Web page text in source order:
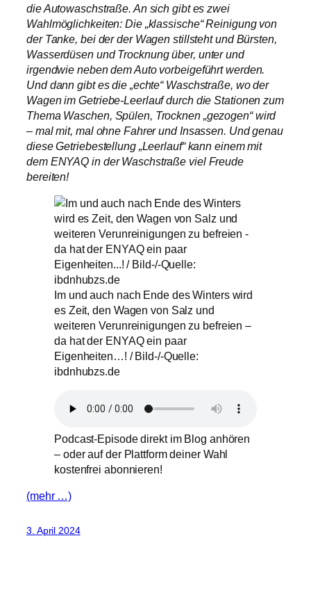
die Autowaschstraße. An sich gibt es zwei
Wahlmöglichkeiten: Die „klassische“ Reinigung von
der Tanke, bei der der Wagen stillsteht und Bürsten,
Wasserdüsen und Trocknung über, unter und
irgendwie neben dem Auto vorbeigeführt werden.
Und dann gibt es die „echte“ Waschstraße, wo der
Wagen im Getriebe-Leerlauf durch die Stationen zum
Thema Waschen, Spülen, Trocknen „gezogen“ wird
– mal mit, mal ohne Fahrer und Insassen. Und genau
diese Getriebestellung „Leerlauf“ kann einem mit
dem ENYAQ in der Waschstraße viel Freude
bereiten!
Im und auch nach Ende des Winters wird
es Zeit, den Wagen von Salz und
weiteren Verunreinigungen zu befreien –
da hat der ENYAQ ein paar
Eigenheiten…! / Bild-/-Quelle:
ibdnhubzs.de
Podcast-Episode direkt im Blog anhören
– oder auf der Plattform deiner Wahl
kostenfrei abonnieren!
(mehr …)
3. April 2024